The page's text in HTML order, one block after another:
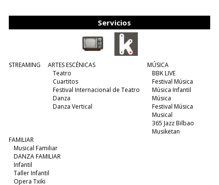
Servicios
STREAMING
ARTES ESCÉNICAS
Teatro
Cuartitos
Festival Internacional de Teatro
Danza
Danza Vertical
MÚSICA
BBK LIVE
Festival Música
Música Infantil
Música
Festival Música
Musical
365 Jazz Bilbao
Musiketan
FAMILIAR
Musical Familiar
DANZA FAMILIAR
Infantil
Taller Infantil
Opera Txiki